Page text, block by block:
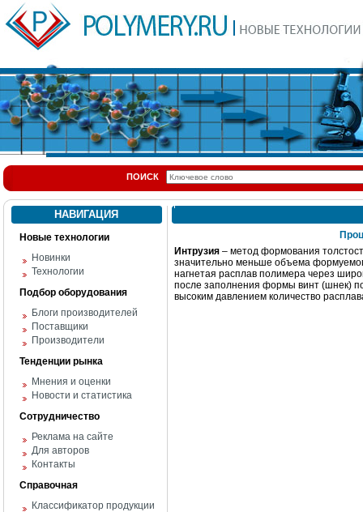
ПОИСК
НАВИГАЦИЯ
Новые технологии
Новинки
Технологии
Подбор оборудования
Блоги производителей
Поставщики
Производители
Тенденции рынка
Мнения и оценки
Новости и статистика
Сотрудничество
Реклама на сайте
Для авторов
Контакты
Справочная
Классификатор продукции
Интрузия – метод формования
значительно меньше объема
нагнетая расплав полимера через
после заполнения формы винт (шнек)
высоким давлением количество